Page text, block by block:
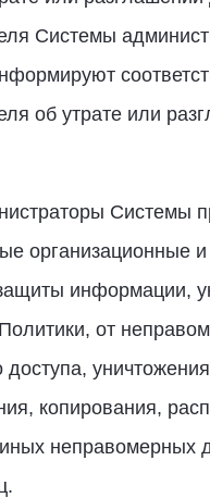
Системы
об утрате или
Системы
организационные и
информации,
от
доступа,
копирования,
неправомерных